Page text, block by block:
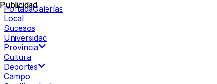
PortadaGalerías
Local
Sucesos
Universidad
Provincia
Cultura
Deportes
Campo
Publicidad
Publicidad